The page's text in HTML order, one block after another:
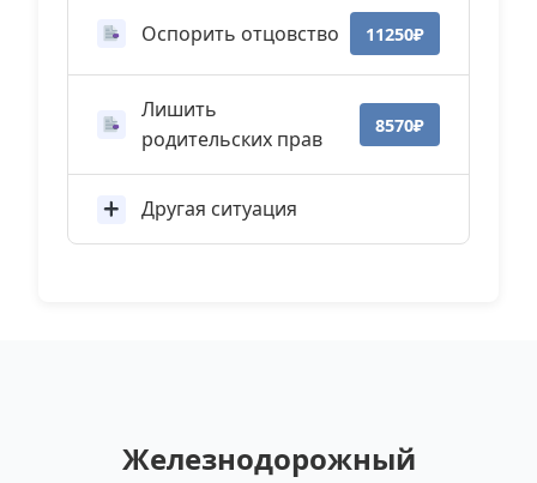
Оспорить отцовство 11250₽
Лишить
родительских прав
8570₽
Другая ситуация
Железнодорожный